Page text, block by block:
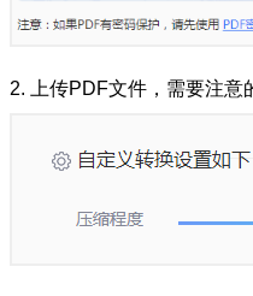
2. 上传PDF文件，需要注